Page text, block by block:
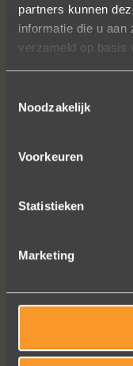
partners kunnen
informatie die u aan
verzameld op basis
Noodzakelijk
Voorkeuren
Statistieken
Marketing